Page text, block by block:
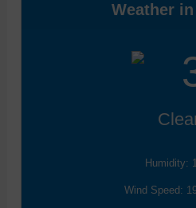
Weather
Humidity:
Wind Speed: